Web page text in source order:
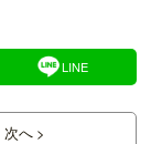
LINE
次へ >